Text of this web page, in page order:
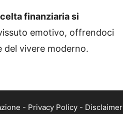
finanziaria si
emotivo, offrendoci
del vivere moderno.
- Privacy Policy - Disclaimer